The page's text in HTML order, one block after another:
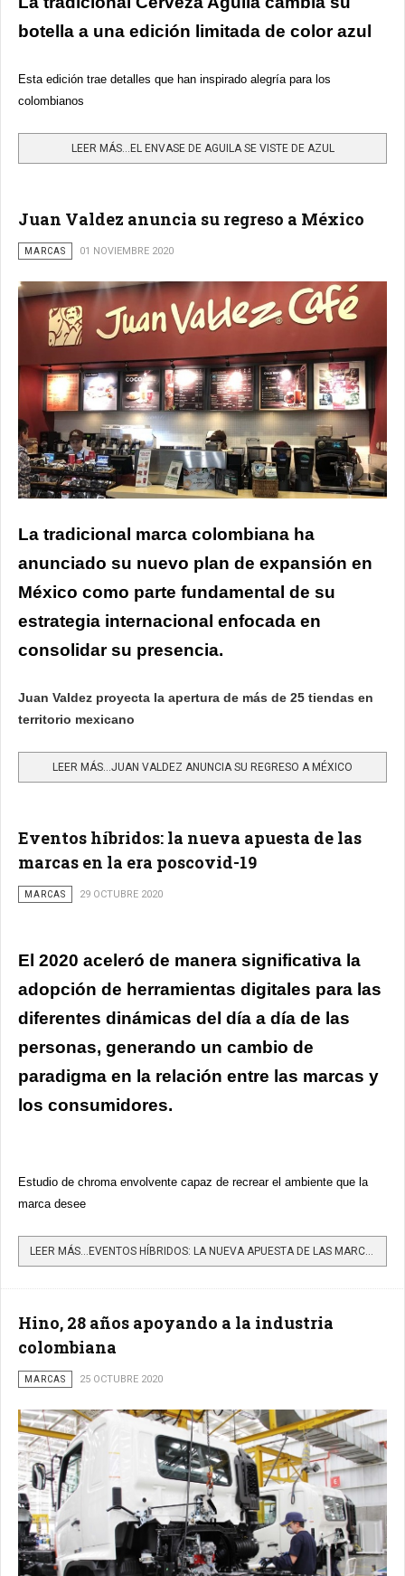
botella a una edición limitada de color azul
Esta edición trae detalles que han inspirado alegría para los
colombianos
LEER MÁS…EL ENVASE DE AGUILA SE VISTE DE AZUL
Juan Valdez anuncia su regreso a México
MARCAS 01 NOVIEMBRE 2020
La tradicional marca colombiana ha
anunciado su nuevo plan de expansión en
México como parte fundamental de su
estrategia internacional enfocada en
consolidar su presencia.
Juan Valdez proyecta la apertura de más de 25 tiendas en
territorio mexicano
LEER MÁS…JUAN VALDEZ ANUNCIA SU REGRESO A MÉXICO
Eventos híbridos: la nueva apuesta de las
marcas en la era poscovid-19
MARCAS 29 OCTUBRE 2020
El 2020 aceleró de manera significativa la
adopción de herramientas digitales para las
diferentes dinámicas del día a día de las
personas, generando un cambio de
paradigma en la relación entre las marcas y
los consumidores.
Estudio de chroma envolvente capaz de recrear el ambiente que la
marca desee
LEER MÁS…EVENTOS HÍBRIDOS: LA NUEVA APUESTA DE LAS MARCAS EN LA ERA POSCOVID-19
Hino, 28 años apoyando a la industria
colombiana
MARCAS 25 OCTUBRE 2020